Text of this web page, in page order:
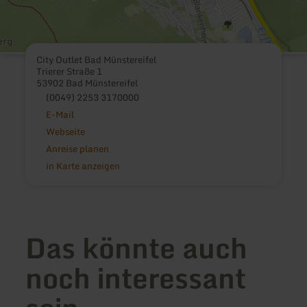
City Outlet Bad Münstereifel
Trierer Straße 1
53902 Bad Münstereifel
(0049) 2253 3170000
E-Mail
Webseite
Anreise planen
in Karte anzeigen
Das könnte auch
noch interessant